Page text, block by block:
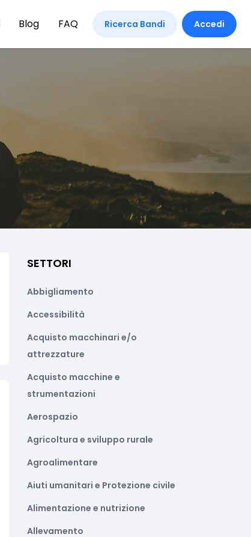
Blog FAQ Ricerca Bandi Accedi
SETTORI
Abbigliamento
Accessibilità
Acquisto macchinari e/o
attrezzature
Acquisto macchine e
strumentazioni
Aerospazio
Agricoltura e sviluppo rurale
Agroalimentare
Aiuti umanitari e Protezione civile
Alimentazione e nutrizione
Allevamento